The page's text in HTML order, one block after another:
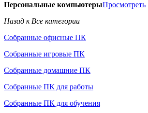
Персональные компьютерыПросмотреть
Назад к Все категории
Собранные офисные ПК
Собранные игровые ПК
Собранные домашние ПК
Собранные ПК для работы
Собранные ПК для обучения